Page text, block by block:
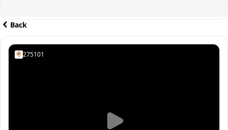
Back
275101